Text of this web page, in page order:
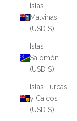
Islas
Malvinas
(USD $)
Islas
Salomón
(USD $)
Islas Turcas
y Caicos
(USD $)